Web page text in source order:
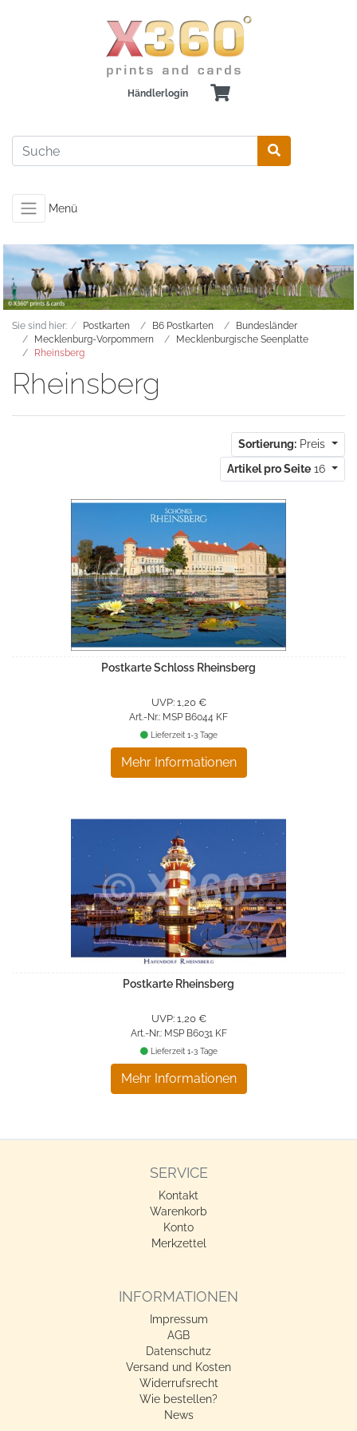
Händlerlogin
Menü
Sie sind hier: Postkarten B6 Postkarten
Bundesländer
Mecklenburg-Vorpommern
Mecklenburgische Seenplatte
Rheinsberg
Rheinsberg
Sortierung: Preis
Artikel pro Seite 16
Postkarte Schloss Rheinsberg
UVP: 1,20 €
Art.-Nr.: MSP B6044 KF
Mehr Informationen
Lieferzeit 1-3 Tage
Postkarte Rheinsberg
UVP: 1,20 €
Art.-Nr.: MSP B6031 KF
Mehr Informationen
Lieferzeit 1-3 Tage
SERVICE
Kontakt
Warenkorb
Konto
Merkzettel
INFORMATIONEN
Impressum
AGB
Datenschutz
Versand und Kosten
Widerrufsrecht
Wie bestellen?
News